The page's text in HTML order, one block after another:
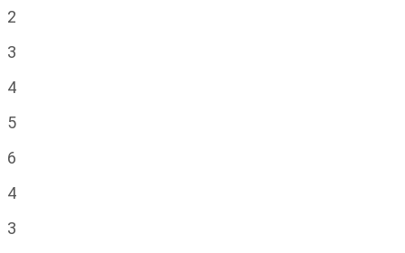
2
3
4
5
6
4
3